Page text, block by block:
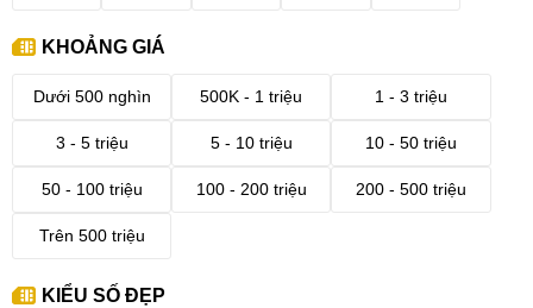
KHOẢNG GIÁ
Dưới 500 nghìn 500K - 1 triệu 1 - 3 triệu
3 - 5 triệu 5 - 10 triệu 10 - 50 triệu
50 - 100 triệu 100 - 200 triệu 200 - 500 triệu
Trên 500 triệu
KIỂU SỐ ĐẸP